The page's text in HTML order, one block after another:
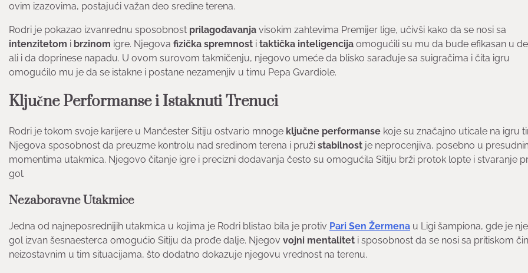
ovim izazovima, postajući važan deo sredine terena.
Rodri je pokazao izvanrednu sposobnost prilagođavanja visokim zahtevima Premijer lige, učivši kako da se nosi sa
intenzitetom i brzinom igre. Njegova fizička spremnost i taktička inteligencija omogućili su mu da bude efikasan u
ali i da doprinese napadu. U ovom surovom takmičenju, njegovo umeće da blisko sarađuje sa suigračima i čita igru
omogućilo mu je da se istakne i postane nezamenjiv u timu Pepa Gvardiole.
Ključne Performanse i Istaknuti Trenuci
Rodri je tokom svoje karijere u Mančester Sitiju ostvario mnoge ključne performanse koje su značajno uticale na igru
Njegova sposobnost da preuzme kontrolu nad sredinom terena i pruži stabilnost je neprocenjiva, posebno u
momentima utakmica. Njegovo čitanje igre i precizni dodavanja često su omogućila Sitiju brži protok lopte i stvaranje
gol.
Nezaboravne Utakmice
Jedna od najneposrednijih utakmica u kojima je Rodri blistao bila je protiv Pari Sen Žermena u Ligi šampiona, gde je
gol izvan šesnaesterca omogućio Sitiju da prođe dalje. Njegov vojni mentalitet i sposobnost da se nosi sa pritiskom
neizostavnim u tim situacijama, što dodatno dokazuje njegovu vrednost na terenu.